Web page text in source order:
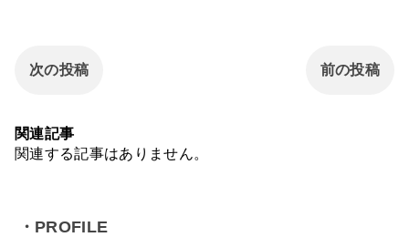
次の投稿 前の投稿
関連記事
関連する記事はありません。
・PROFILE